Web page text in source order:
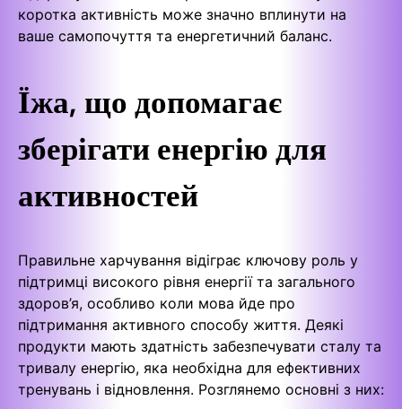
коротка активність може значно вплинути на
ваше самопочуття та енергетичний баланс.
Їжа, що допомагає
зберігати енергію для
активностей
Правильне харчування відіграє ключову роль у
підтримці високого рівня енергії та загального
здоров’я, особливо коли мова йде про
підтримання активного способу життя. Деякі
продукти мають здатність забезпечувати сталу та
тривалу енергію, яка необхідна для ефективних
тренувань і відновлення. Розглянемо основні з них: